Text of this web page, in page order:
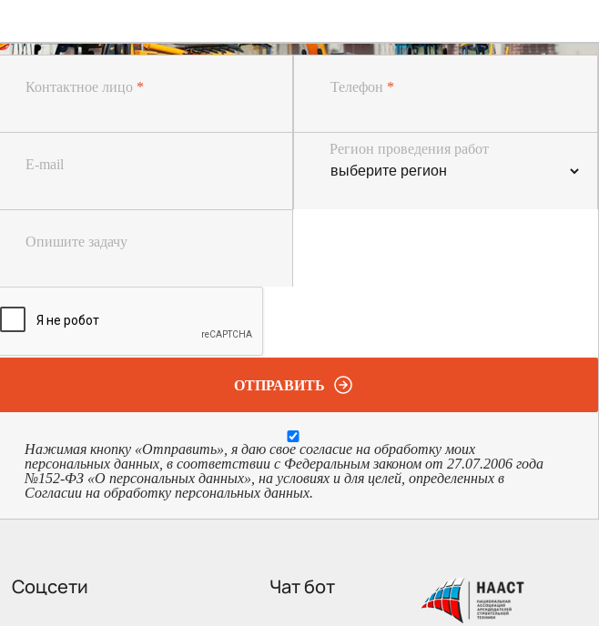
Контактное лицо * Телефон *
E-mail
Регион проведения работ
Опишите задачу
ОТПРАВИТЬ
Нажимая кнопку «Отправить», я даю свое согласие на обработку моих
персональных данных, в соответствии с Федеральным законом от 27.07.2006 года
№152-ФЗ «О персональных данных», на условиях и для целей, определенных в
Согласии на обработку персональных данных.
Соцсети Чат бот